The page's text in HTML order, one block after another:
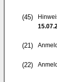
(45)
(21)
(22)